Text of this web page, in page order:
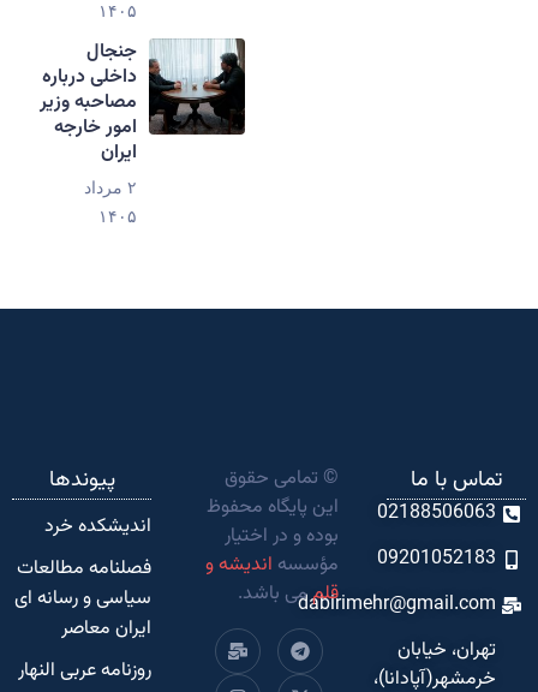
۱۴۰۵
جنجال
داخلی درباره
مصاحبه وزیر
امور خارجه
ایران
۲ مرداد
۱۴۰۵
تماس با ما
02188506063
09201052183
dabirimehr@gmail.com
تهران، خیابان
خرمشهر(آپادانا)،
© تمامی حقوق
این پایگاه محفوظ
بوده و در اختیار
مؤسسه اندیشه و
قلممی باشد.
پیوندها
اندیشکده‌ خرد
فصلنامه مطالعات
سیاسی و رسانه ای
ایران معاصر
روزنامه عربی النهار